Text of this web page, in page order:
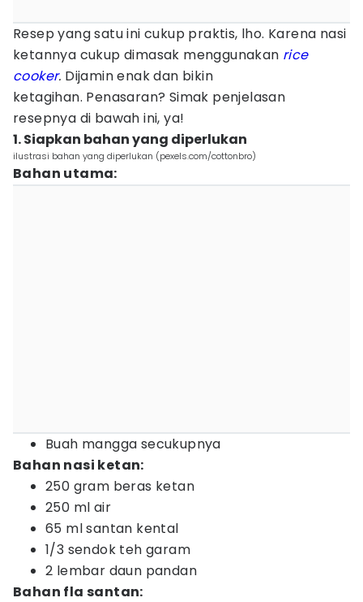
Resep yang satu ini cukup praktis, lho. Karena nasi
ketannya cukup dimasak menggunakan rice
cooker. Dijamin enak dan bikin
ketagihan. Penasaran? Simak penjelasan
resepnya di bawah ini, ya!
1. Siapkan bahan yang diperlukan
ilustrasi bahan yang diperlukan (pexels.com/cottonbro)
Bahan utama:
Buah mangga secukupnya
Bahan nasi ketan:
250 gram beras ketan
250 ml air
65 ml santan kental
1/3 sendok teh garam
2 lembar daun pandan
Bahan fla santan: